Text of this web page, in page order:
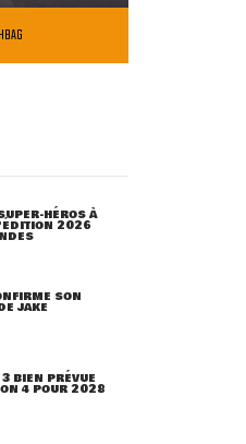
HÉROS À
2026
SON
JAKE
BIEN PRÉVUE
4 POUR 2028